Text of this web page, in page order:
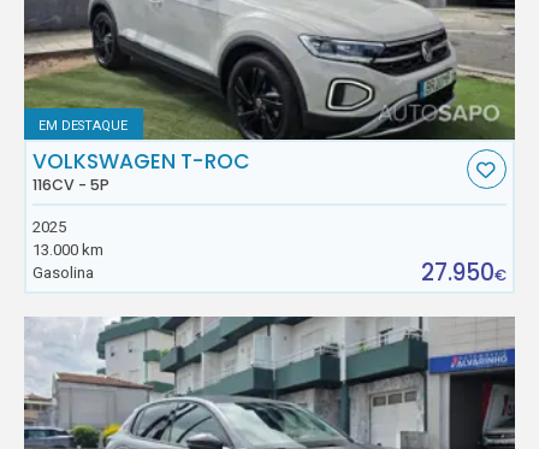
EM DESTAQUE
VOLKSWAGEN T-ROC
116CV - 5P
2025
13.000 km
Gasolina
27.950€